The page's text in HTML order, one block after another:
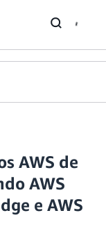
AWS de
AWS
e AWS